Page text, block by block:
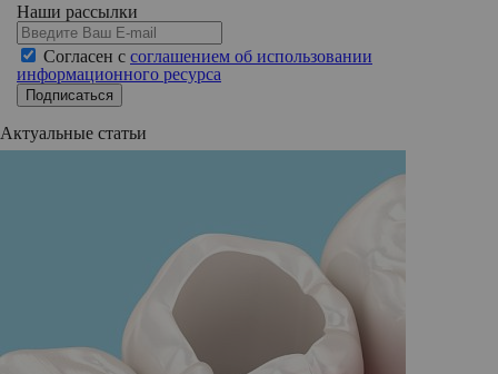
Наши рассылки
Согласен с соглашением об использовании
информационного ресурса
Подписаться
Актуальные статьи